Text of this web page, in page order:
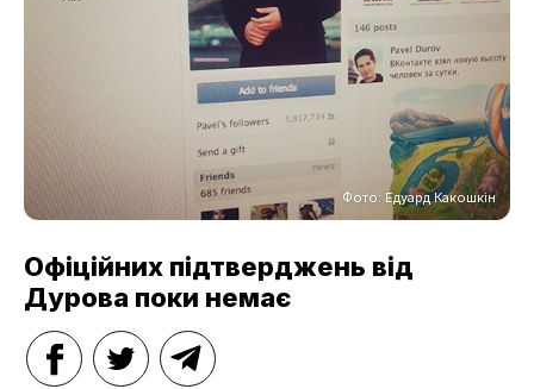
Фото: Едуард Какошкін
Офіційних підтверджень від
Дурова поки немає